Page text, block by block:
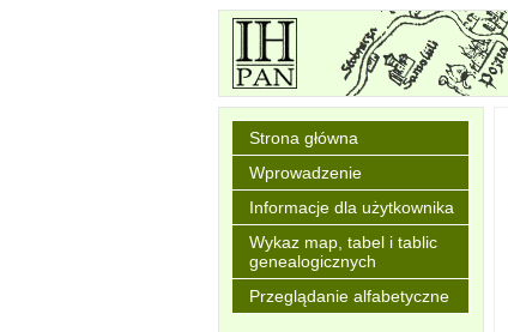
Strona główna
Wprowadzenie
Informacje dla użytkownika
Wykaz map, tabel i tablic
genealogicznych
Przeglądanie alfabetyczne